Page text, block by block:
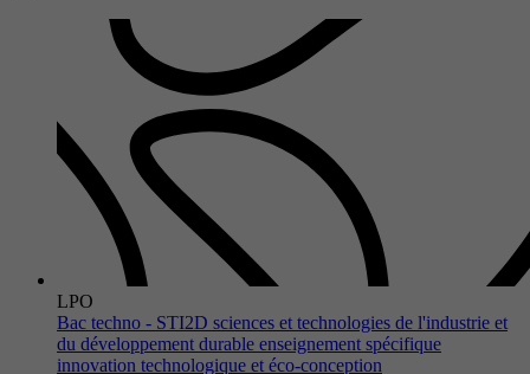
LPO
Bac techno - STI2D sciences et technologies de l'industrie et
du développement durable enseignement spécifique
innovation technologique et éco-conception